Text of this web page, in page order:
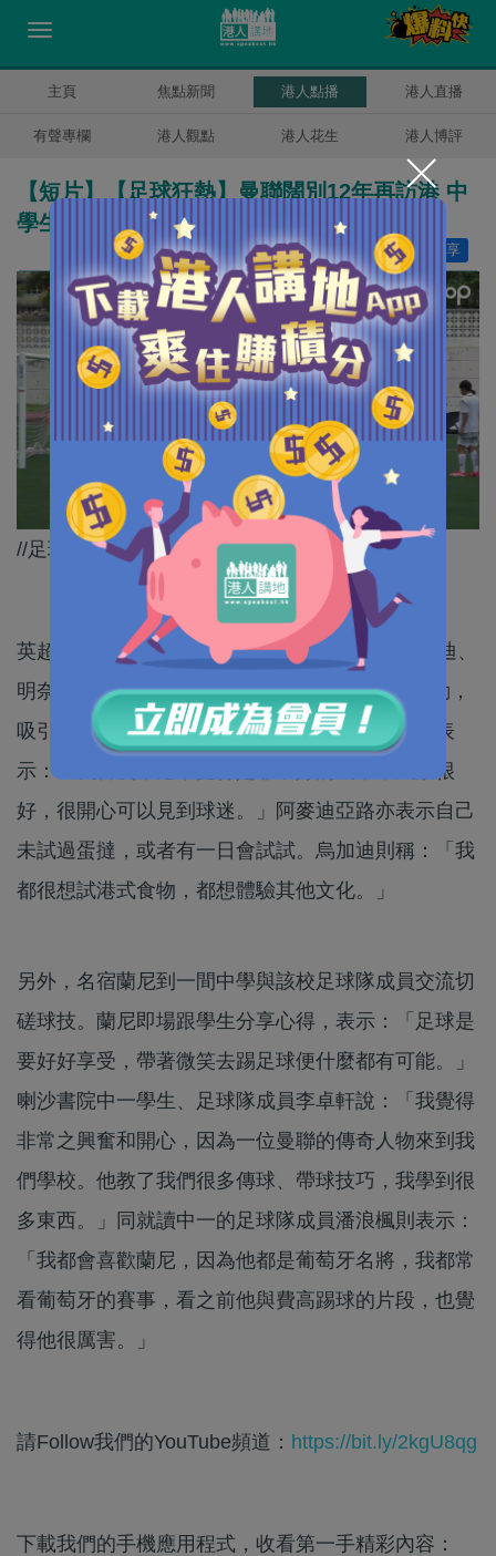
主頁 焦點新聞 港人點播 港人直播
有聲專欄 港人觀點 港人花生 港人博評
【短片】【足球狂熱】曼聯闊別12年再訪港 中
學生向名宿蘭尼偷師切磋球技
分享
讚好 18
//足球係要享受，面帶微笑就咩都有可能。//
英超球隊曼聯闊別12年再次到訪香港，球員烏加迪、
明奈和阿麥迪亞路，今日(30日)到尖沙咀出席活動，
吸引大批球迷到場。問到對香港的印象時，明奈表
示：「我首次來港，覺得是非常好的城市，風景很
好，很開心可以見到球迷。」阿麥迪亞路亦表示自己
未試過蛋撻，或者有一日會試試。烏加迪則稱：「我
都很想試港式食物，都想體驗其他文化。」
另外，名宿蘭尼到一間中學與該校足球隊成員交流切
磋球技。蘭尼即場跟學生分享心得，表示：「足球是
要好好享受，帶著微笑去踢足球便什麼都有可能。」
喇沙書院中一學生、足球隊成員李卓軒說：「我覺得
非常之興奮和開心，因為一位曼聯的傳奇人物來到我
們學校。他教了我們很多傳球、帶球技巧，我學到很
多東西。」同就讀中一的足球隊成員潘浪楓則表示：
「我都會喜歡蘭尼，因為他都是葡萄牙名將，我都常
看葡萄牙的賽事，看之前他與費高踢球的片段，也覺
得他很厲害。」
請Follow我們的YouTube頻道： https://bit.ly/2kgU8qg
下載我們的手機應用程式，收看第一手精彩內容：